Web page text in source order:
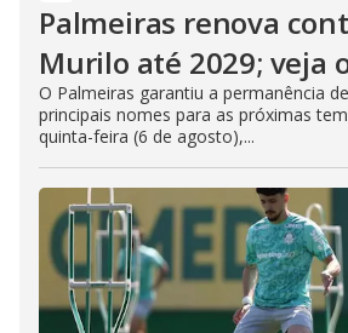
Palmeiras renova
Murilo até 2029; veja
O Palmeiras garantiu a permanência
principais nomes para as próximas
quinta-feira (6 de agosto),...